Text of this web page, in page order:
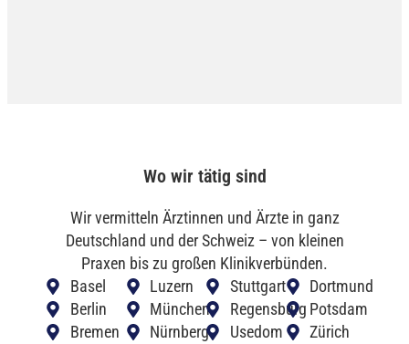
Wo wir tätig sind
Wir vermitteln Ärztinnen und Ärzte in ganz
Deutschland und der Schweiz – von kleinen
Praxen bis zu großen Klinikverbünden.
Basel
Berlin
Bremen
Luzern
München
Nürnberg
Stuttgart
Regensburg
Usedom
Dortmund
Potsdam
Zürich